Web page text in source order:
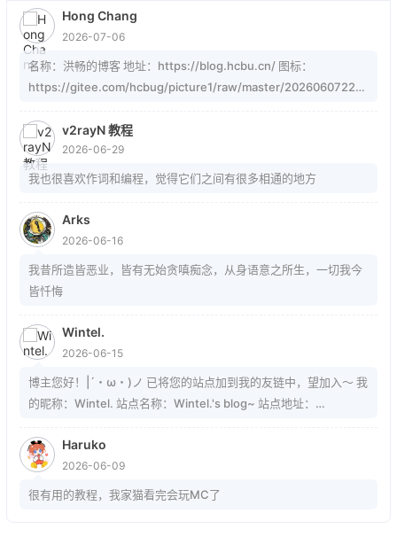
Hong Chang
2026-07-06
名称：洪畅的博客 地址：https://blog.hcbu.cn/ 图标：
https://gitee.com/hcbug/picture1/raw/master/20260607223
https://blog.hcbu.cn/atom.xml
v2rayN 教程
2026-06-29
我也很喜欢作词和编程，觉得它们之间有很多相通的地方
Arks
2026-06-16
我昔所造皆恶业，皆有无始贪嗔痴念，从身语意之所生，一切我今
皆忏悔
Wintel.
2026-06-15
博主您好！|´・ω・)ノ 已将您的站点加到我的友链中，望加入～ 我
的昵称：Wintel. 站点名称：Wintel.'s blog~ 站点地址：
https://mrwintel.xyz/local/avatar.jpg 站点描述：树在。山在。大
地在。岁月在。我在。
Haruko
2026-06-09
很有用的教程，我家猫看完会玩MC了